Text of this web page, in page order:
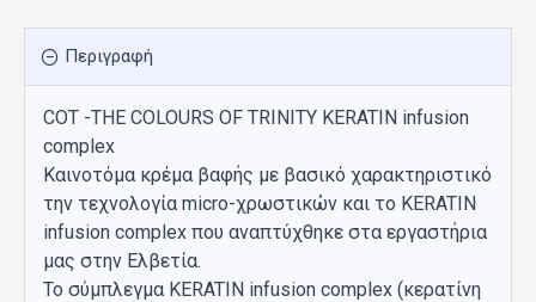
Περιγραφή
COT -THE COLOURS OF TRINITY KERATIN infusion
complex
Καινοτόμα κρέμα βαφής με βασικό χαρακτηριστικό
την τεχνολογία micro-χρωστικών και το KERATIN
infusion complex που αναπτύχθηκε στα εργαστήρια
μας στην Ελβετία.
Το σύμπλεγμα KERATIN infusion complex (κερατίνη